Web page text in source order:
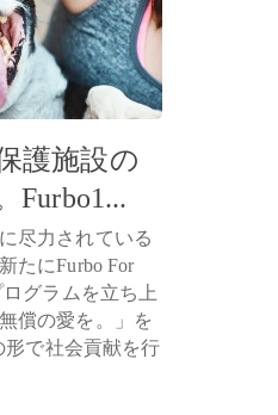
護施設の
Furbo1...
尽力されている
たにFurbo For
グラムを立ち上
償の愛を。」を
形で社会貢献を行